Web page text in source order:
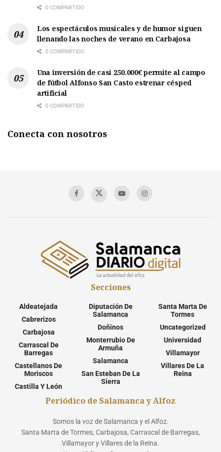
0 COMPARTIDO
Los espectáculos musicales y de humor siguen
llenando las noches de verano en Carbajosa
0 COMPARTIDO
Una inversión de casi 250.000€ permite al campo
de fútbol Alfonso San Casto estrenar césped
artificial
0 COMPARTIDO
Conecta con nosotros
Secciones
Aldeatejada
Cabrerizos
Carbajosa
Carrascal De
Barregas
Castellanos De
Moriscos
Castilla Y León
Diputación De
Salamanca
Doñinos
Monterrubio De
Armuña
Salamanca
San Esteban De La
Sierra
Santa Marta De
Tormes
Uncategorized
Universidad
Villamayor
Villares De La
Reina
Periódico de Salamanca y Alfoz
Somos la voz de Salamanca y el Alfoz.
Santa Marta de Tormes, Carbajosa, Carrascal de Barregas,
Villamayor y Villares de la Reina.